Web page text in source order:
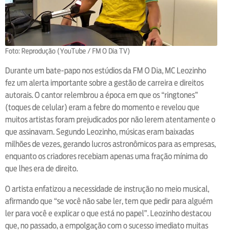
Foto: Reprodução (YouTube / FM O Dia TV)
Durante um bate-papo nos estúdios da FM O Dia, MC Leozinho
fez um alerta importante sobre a gestão de carreira e direitos
autorais. O cantor relembrou a época em que os “ringtones”
(toques de celular) eram a febre do momento e revelou que
muitos artistas foram prejudicados por não lerem atentamente o
que assinavam. Segundo Leozinho, músicas eram baixadas
milhões de vezes, gerando lucros astronômicos para as empresas,
enquanto os criadores recebiam apenas uma fração mínima do
que lhes era de direito.
O artista enfatizou a necessidade de instrução no meio musical,
afirmando que “se você não sabe ler, tem que pedir para alguém
ler para você e explicar o que está no papel”. Leozinho destacou
que, no passado, a empolgação com o sucesso imediato muitas